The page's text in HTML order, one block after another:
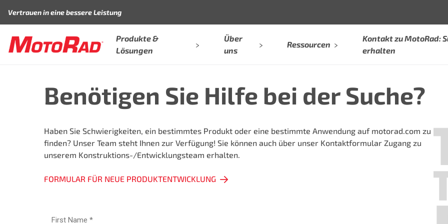
Vertrauen in eine bessere Leistung
Produkte &
Lösungen
Über
uns
Ressourcen
Kontakt zu MotoRad:
erhalten
Benötigen Sie Hilfe bei der Suche?
Haben Sie Schwierigkeiten, ein bestimmtes Produkt oder eine bestimmte Anwendung auf motorad.com zu
finden? Unser Team steht Ihnen zur Verfügung! Sie können auch über unser Kontaktformular Zugang zu
unserem Konstruktions-/Entwicklungsteam erhalten.
FORMULAR FÜR NEUE PRODUKTENTWICKLUNG